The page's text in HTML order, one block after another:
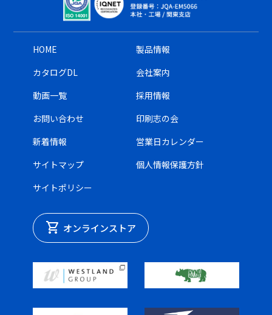
HOME
製品情報
カタログDL
会社案内
動画一覧
採用情報
お問い合わせ
印刷志の会
新着情報
営業日カレンダー
サイトマップ
個人情報保護方針
サイトポリシー
shopping_cart オンラインストア